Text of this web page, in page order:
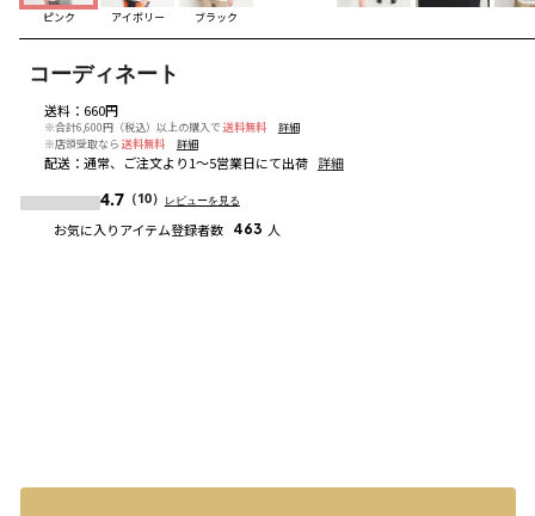
ピンク アイボリー ブラック
コーディネート
送料： 660円
※合計6,600円（税込）以上の購入で 送料無料
詳細
※店頭受取なら 送料無料 詳細
配送： 通常、ご注文より1～5営業日にて出荷 詳細
4.7（10） レビューを見る
お気に入りアイテム登録者数 463 人